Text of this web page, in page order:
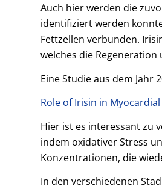
Auch hier werden die
identifiziert werden
Fettzellen verbunden.
welches die
Eine Studie aus dem
Role of Irisin in
Hier ist es interessant zu
indem oxidativer Stress
Konzentrationen, die
In den verschiedenen